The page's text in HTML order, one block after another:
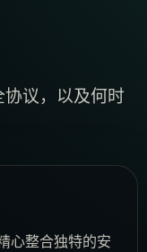
议，以及何时
心整合独特的安